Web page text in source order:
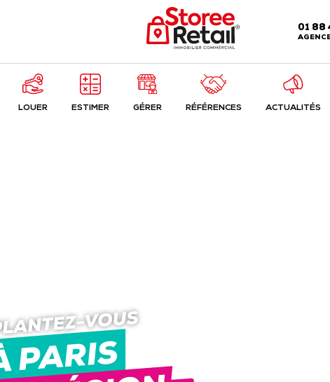
01 88
LOUER ESTIMER GÉRER RÉFÉRENCES ACTUALITÉS